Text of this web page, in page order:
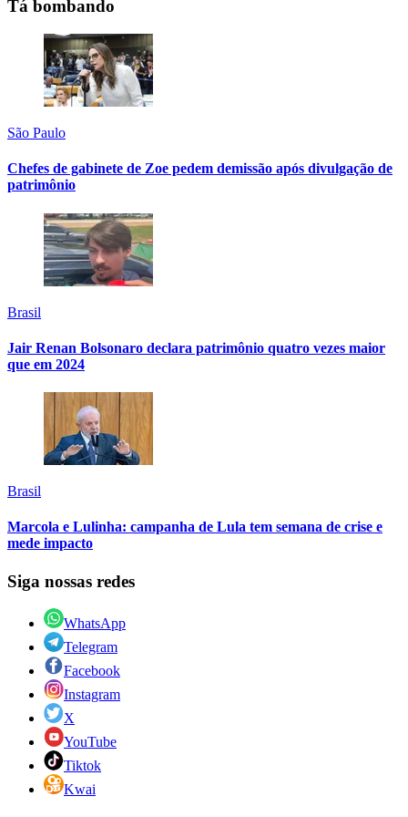
Tá bombando
São Paulo
Chefes de gabinete de Zoe pedem demissão após divulgação de
patrimônio
Brasil
Jair Renan Bolsonaro declara patrimônio quatro vezes maior
que em 2024
Brasil
Marcola e Lulinha: campanha de Lula tem semana de crise e
mede impacto
Siga nossas redes
WhatsApp
Telegram
Facebook
Instagram
X
YouTube
Tiktok
Kwai